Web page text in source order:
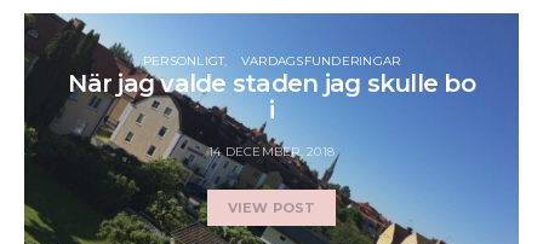
PERSONLIGT VARDAGSFUNDERINGAR
När jag valde staden jag skulle bo
i
14 DECEMBER, 2018
VIEW POST